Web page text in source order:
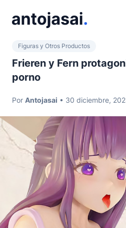
Figuras y Otros Productos
Frieren y Fern
porno
Por Antojasai • 30 diciembre,